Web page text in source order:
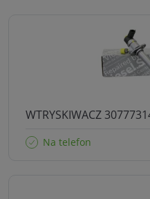
WTRYSKIWACZ
Na telefon